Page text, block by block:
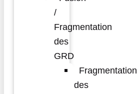
/
Fragmentation
des
GRD
Fragmentation
des